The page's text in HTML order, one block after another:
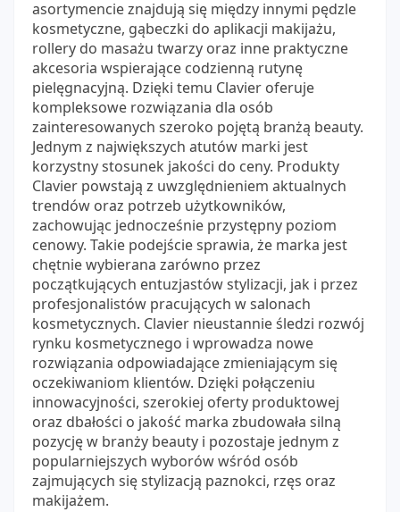
asortymencie znajdują się między innymi pędzle
kosmetyczne, gąbeczki do aplikacji makijażu,
rollery do masażu twarzy oraz inne praktyczne
akcesoria wspierające codzienną rutynę
pielęgnacyjną. Dzięki temu Clavier oferuje
kompleksowe rozwiązania dla osób
zainteresowanych szeroko pojętą branżą beauty.
Jednym z największych atutów marki jest
korzystny stosunek jakości do ceny. Produkty
Clavier powstają z uwzględnieniem aktualnych
trendów oraz potrzeb użytkowników,
zachowując jednocześnie przystępny poziom
cenowy. Takie podejście sprawia, że marka jest
chętnie wybierana zarówno przez
początkujących entuzjastów stylizacji, jak i przez
profesjonalistów pracujących w salonach
kosmetycznych. Clavier nieustannie śledzi rozwój
rynku kosmetycznego i wprowadza nowe
rozwiązania odpowiadające zmieniającym się
oczekiwaniom klientów. Dzięki połączeniu
innowacyjności, szerokiej oferty produktowej
oraz dbałości o jakość marka zbudowała silną
pozycję w branży beauty i pozostaje jednym z
popularniejszych wyborów wśród osób
zajmujących się stylizacją paznokci, rzęs oraz
makijażem.